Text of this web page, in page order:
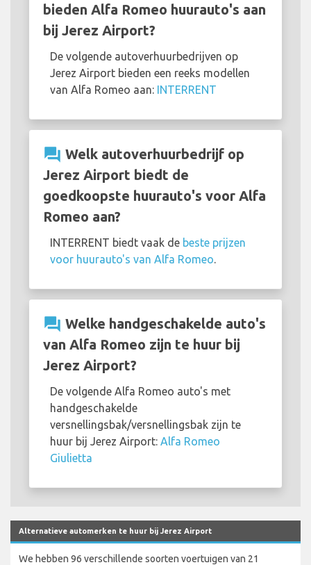
bieden Alfa Romeo huurauto's aan
bij Jerez Airport?
De volgende autoverhuurbedrijven op
Jerez Airport bieden een reeks modellen
van Alfa Romeo aan: INTERRENT
question_answer Welk autoverhuurbedrijf op
Jerez Airport biedt de
goedkoopste huurauto's voor Alfa
Romeo aan?
INTERRENT biedt vaak de beste prijzen
voor huurauto's van Alfa Romeo
question_answer Welke handgeschakelde auto's
van Alfa Romeo zijn te huur bij
Jerez Airport?
De volgende Alfa Romeo auto's met
handgeschakelde
versnellingsbak/versnellingsbak zijn te
huur bij Jerez Airport: Alfa Romeo
Giulietta
Alternatieve automerken te huur bij Jerez Airport
We hebben 96 verschillende soorten voertuigen van 21